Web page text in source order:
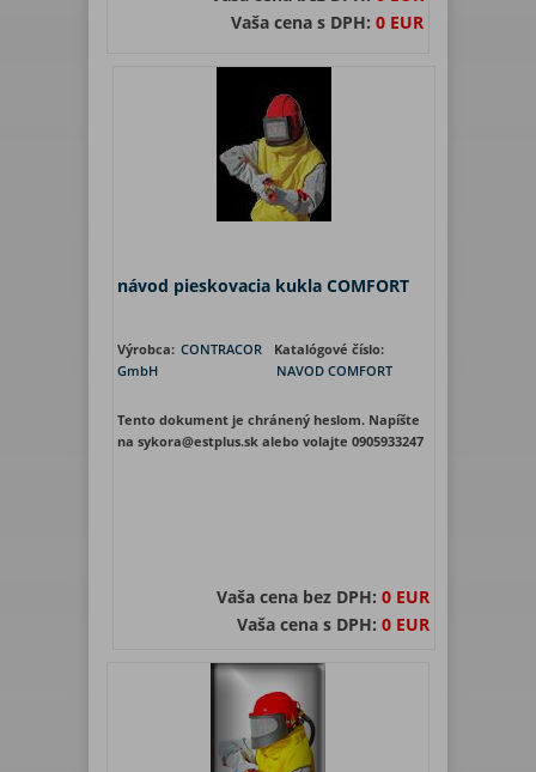
Vaša cena s DPH: 0 EUR
návod pieskovacia kukla COMFORT
Výrobca: CONTRACOR
GmbH
Katalógové číslo:
NAVOD COMFORT
Tento dokument je chránený heslom. Napíšte
na sykora@estplus.sk alebo volajte 0905933247
Vaša cena bez DPH:0 EUR
Vaša cena s DPH:0 EUR